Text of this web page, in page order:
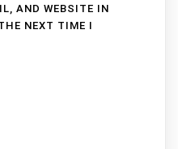
AND WEBSITE IN
NEXT TIME I